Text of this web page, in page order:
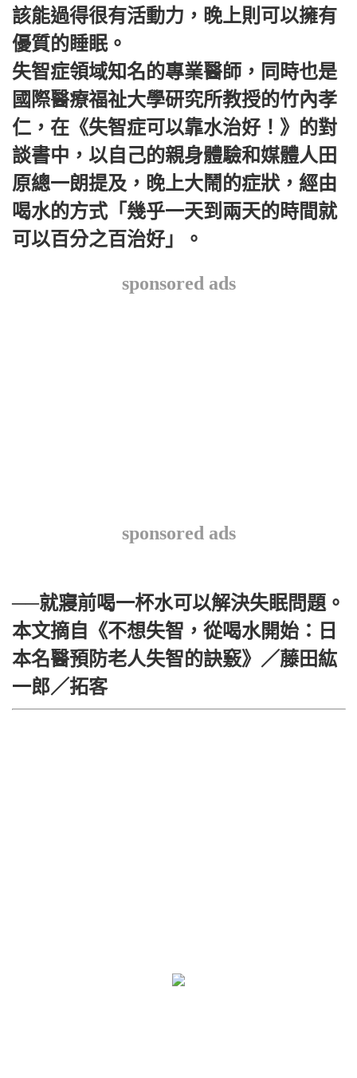
該能過得很有活動力，晚上則可以擁有
優質的睡眠。
失智症領域知名的專業醫師，同時也是
國際醫療福祉大學研究所教授的竹內孝
仁，在《失智症可以靠水治好！》的對
談書中，以自己的親身體驗和媒體人田
原總一朗提及，晚上大鬧的症狀，經由
喝水的方式「幾乎一天到兩天的時間就
可以百分之百治好」。
sponsored ads
sponsored ads
──就寢前喝一杯水可以解決失眠問題。
本文摘自《不想失智，從喝水開始：日
本名醫預防老人失智的訣竅》／藤田紘
一郎／拓客